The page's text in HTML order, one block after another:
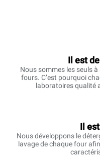
Il est
Nous sommes les seuls
fours. C’est pourquoi
laboratoires qualité
Il
Nous développons le
lavage de chaque four